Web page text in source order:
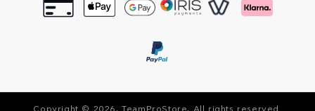
Copyright © 2026, TeamProStore, All rights reserved.